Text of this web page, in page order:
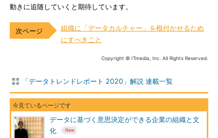
動きに追随していくと期待しています。
組織に「データカルチャー」を根付かせるため
にすべきこと
Copyright © ITmedia, Inc. All Rights Reserved.
「データトレンドレポート 2020」解説 連載一覧
データに基づく意思決定ができる企業の組織と文
化